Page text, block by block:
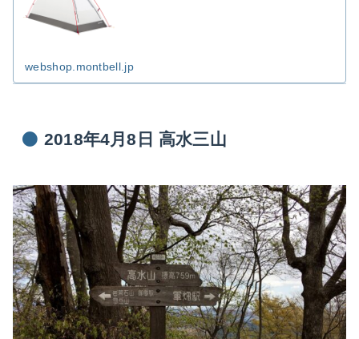
webshop.montbell.jp
2018年4月8日 高水三山